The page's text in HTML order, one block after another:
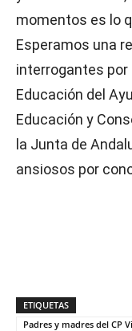
momentos es lo
Esperamos una
interrogantes por
Educación del
Educación y
la Junta de
ansiosos por
ETIQUETAS
Padres y madres del CP